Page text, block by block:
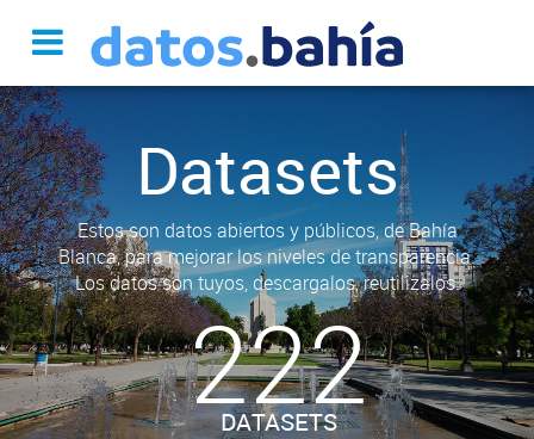
Datasets
Estos son datos abiertos y públicos, de Bahía
Blanca, para mejorar los niveles de transparencia.
Los datos son tuyos, descargalos, reutilizalos.
222
DATASETS